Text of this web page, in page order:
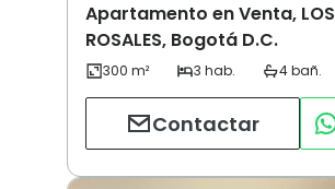
Apartamento en Venta, LOS
ROSALES, Bogotá D.C.
Contactar